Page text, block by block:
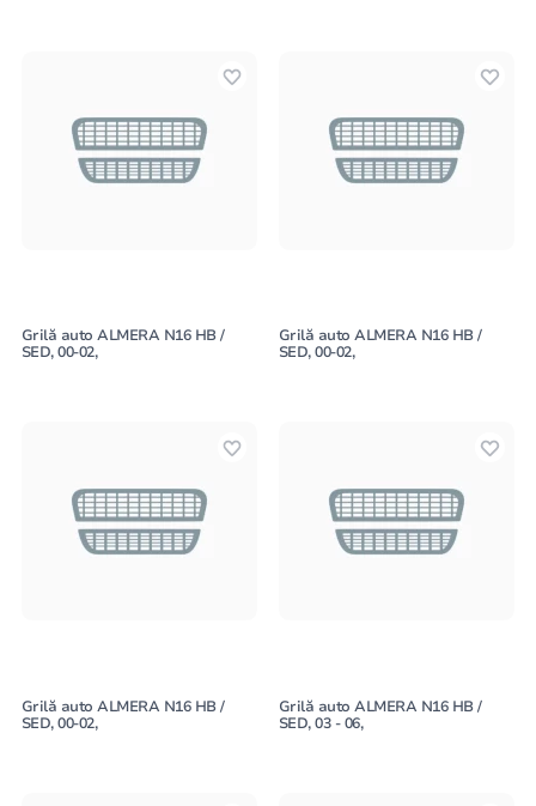
Grilă auto ALMERA N16 HB /
SED, 00-02,
Grilă auto ALMERA N16 HB /
SED, 00-02,
Grilă auto ALMERA N16 HB /
SED, 00-02,
Grilă auto ALMERA N16 HB /
SED, 03 - 06,